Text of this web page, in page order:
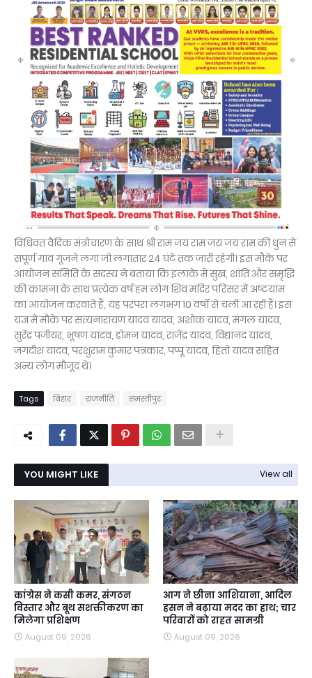
विधिवत वैदिक मंत्रोचारण के साथ श्री राम जय राम जय जय राम की धुन से
संपूर्ण गांव गूंजने लगा जो लगातार 24 घंटे तक जारी रहेगी। इस मौके पर
आयोजन समिति के सदस्य ने बताया कि इलाके में सुख, शांति और समृद्धि
की कामना के साथ प्रत्येक वर्ष हम लोग शिव मंदिर परिसर में अष्टयाम
का आयोजन करवाते हैं, यह परंपरा लगभग 10 वर्षों से चली आ रही हैं। इस
यज्ञ में मौके पर सत्यनारायण यादव यादव, अशोक यादव, मंगल यादव,
सुरेंद्र पंजीयर, भूषण यादव, डोमन यादव, राजेंद्र यादव, विद्यानंद यादव,
जगदीश यादव, परशुराम कुमार पत्रकार, पप्पू यादव, हितो यादव सहित
अन्य लोग मौजूद थे।
Tags बिहार राजनीति समस्तीपुर
YOU MIGHT LIKE View all
कांग्रेस ने कसी कमर, संगठन
विस्तार और बूथ सशक्तीकरण का
मिलेगा प्रशिक्षण
August 09, 2026
आग ने छीना आशियाना, आदिल
हसन ने बढ़ाया मदद का हाथ; चार
परिवारों को राहत सामग्री
August 09, 2026